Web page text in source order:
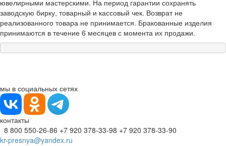
ювелирными мастерскими. На период гарантии сохранять
заводскую бирку, товарный и кассовый чек. Возврат не
реализованного товара не принимается. Бракованные изделия
принимаются в течение 6 месяцев с момента их продажи.
мы в социальных сетях
контакты
8 800 550-26-86 +7 920 378-33-98 +7 920 378-33-90
kr-presnya@yandex.ru